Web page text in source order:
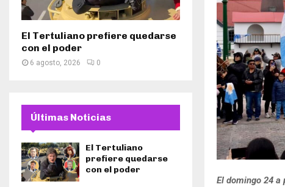
El domingo 24 a
El Tertuliano prefiere quedarse
con el poder
6 agosto, 2026 0
Últimas Noticias
El Tertuliano
prefiere quedarse
con el poder